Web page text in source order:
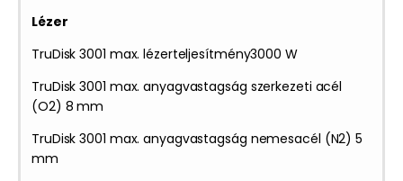
Lézer
TruDisk 3001 max. lézerteljesítmény3000 W
TruDisk 3001 max. anyagvastagság szerkezeti acél
(O2) 8 mm
TruDisk 3001 max. anyagvastagság nemesacél (N2) 5
mm